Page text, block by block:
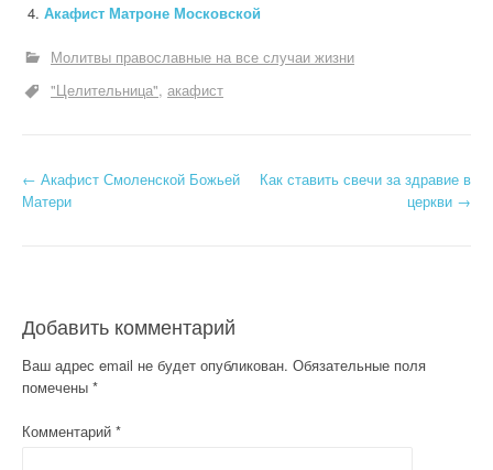
Акафист Матроне Московской
Молитвы православные на все случаи жизни
"Целительница" акафист
Н
г
а
ц
← Акафист Смоленской Божьей
Матери
Как ставить свечи за здравие в
церкви →
Добавить комментарий
Ваш адрес email не будет опубликован. Обязательные поля
помечены *
Комментарий *